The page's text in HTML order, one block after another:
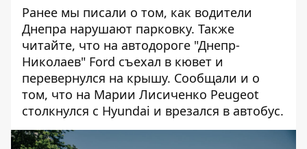
Ранее мы писали о том, как водители
Днепра нарушают парковку. Также
читайте, что на автодороге "Днепр-
Николаев" Ford съехал в кювет и
перевернулся на крышу. Сообщали и о
том, что на Марии Лисиченко Peugeot
столкнулся с Hyundai и врезался в автобус.